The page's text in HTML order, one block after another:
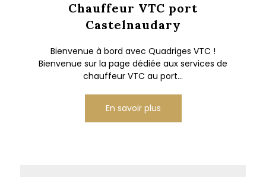
Chauffeur VTC port
Castelnaudary
Bienvenue à bord avec Quadriges VTC !
Bienvenue sur la page dédiée aux services de
chauffeur VTC au port...
En savoir plus